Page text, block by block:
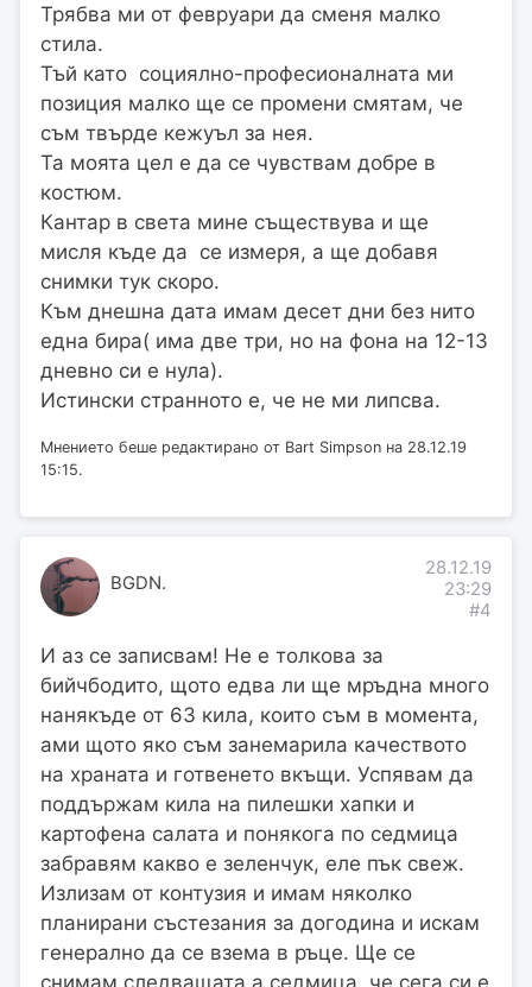
Трябва ми от февруари да сменя малко
стила.
Тъй като социялно-професионалната ми
позиция малко ще се промени смятам, че
съм твърде кежуъл за нея.
Та моята цел е да се чувствам добре в
костюм.
Кантар в света мине съществува и ще
мисля къде да се измеря, а ще добавя
снимки тук скоро.
Към днешна дата имам десет дни без нито
една бира( има две три, но на фона на 12-13
дневно си е нула).
Истински странното е, че не ми липсва.
Мнението беше редактирано от Bart Simpson на 28.12.19
15:15.
BGDN.
28.12.19
23:29
#4
И аз се записвам! Не е толкова за
бийчбодито, щото едва ли ще мръдна много
нанякъде от 63 кила, които съм в момента,
ами щото яко съм занемарила качеството
на храната и готвенето вкъщи. Успявам да
поддържам кила на пилешки хапки и
картофена салата и понякога по седмица
забравям какво е зеленчук, еле пък свеж.
Излизам от контузия и имам няколко
планирани състезания за догодина и искам
генерално да се взема в ръце. Ще се
снимам следващата а седмица, че сега си е